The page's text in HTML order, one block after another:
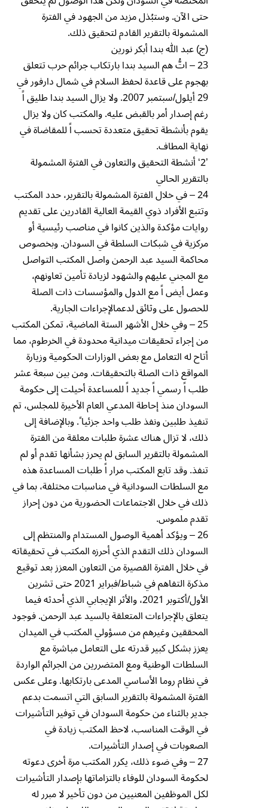
حتى الآن. وستبُذل مزيد من الجهود في الفترة
المشمولة بالتقرير القادم لتحقيق ذلك.
(ج) عبد ﷲ بندا أبكر نورين
23 – اتُّ هم السيد بندا بارتكاب جرائم حرب تتعلق
بهجوم على قاعدة لحفظ السلام في شمال دارفور في
29 أيلول/سبتمبر 2007. ولا يزال السيد بندا طليق اً
رغم إصدار أمر بالقبض عليه. والمكتب كان ولا يزال
يقوم بأنشطة تحقيق متعددة تحسب اً للمقاضاة في
نهاية المطاف.
’2‘ أنشطة التحقيق والتعاون في الفترة المشمولة
بالتقرير الحالي
24 – في خلال الفترة المشمولة بالتقرير، حدد المكتب
وتتبع الأفراد ذوي القيمة العالية القادرين على تقديم
روايات مؤكدة والذين كانوا في مناصب رئيسية أو
مركزية في شبكات السلطة في السودان. وبخصوص
محاكمة السيد عبد الرحمن واصل المكتب التواصل
مع المجني عليهم والشهود لزيادة تأمين تعاونهم،
وعمل أيض اً مع الدول والمؤسسات ذات الصلة
للحصول على وثائق لدعمالإجراءات الجارية.
25 – وفي خلال الأشهر الستة الماضية، تمكن المكتب
من إجراء تحقيقات ميدانية محدودة في الخرطوم، مما
أتاح له التعامل مع بعض الوزارات الحكومية وزيارة
المواقع ذات الصلة بالتحقيقات. ومن بين سبعة عشر
طلب اً رسمي اً جديد اً للمساعدة أحيلت إلى حكومة
السودان منذ إحاطة المدعي العام الأخيرة للمجلس، تم
تنفيذ طلبين ونفذ طلب واحد جزئيا ً. وبالإضافة إلى
ذلك، لا تزال هناك عشرة طلبات معلقة من الفترة
المشمولة بالتقرير السابق لم يحرز بشأنها تقدم أو لم
تنفذ. وقد تابع المكتب مرار اً طلبات المساعدة هذه
مع السلطات السودانية في مناسبات مختلفة، بما في
ذلك في خلال الاجتماعات الحضورية من دون إحراز
تقدم ملموس.
26 – ويؤكد أهمية الوصول المستدام والمنتظم إلى
السودان ذلك التقدم الذي أحرزه المكتب في تحقيقاته
في خلال الفترة القصيرة من التعاون المعزز بعد توقيع
مذكرة التفاهم في شباط/فبراير 2021 حتى تشرين
الأول/أكتوبر 2021، والأثر الإيجابي الذي أحدثه فيما
يتعلق بالإجراءات المتعلقة بالسيد عبد الرحمن. فوجود
المحققين وغيرهم من مسؤولي المكتب في الميدان
يعزز بشكل كبير قدرته على التعامل مباشرة مع
السلطات الوطنية ومع المتضررين من الجرائم الواردة
في نظام روما الأساسي المدعى بارتكابها. وعلى عكس
الفترة المشمولة بالتقرير السابق التي اتسمت بدعم
جدير بالثناء من حكومة السودان في توفير التأشيرات
في الوقت المناسب، لاحظ المكتب زيادة في
الصعوبات في إصدار التأشيرات.
27 – وفي ضوء ذلك، يكرر المكتب مرة أخرى دعوته
لحكومة السودان للوفاء بالتزاماتها بإصدار التأشيرات
لكل الموظفين المعنيين من دون تأخير لا مبرر له